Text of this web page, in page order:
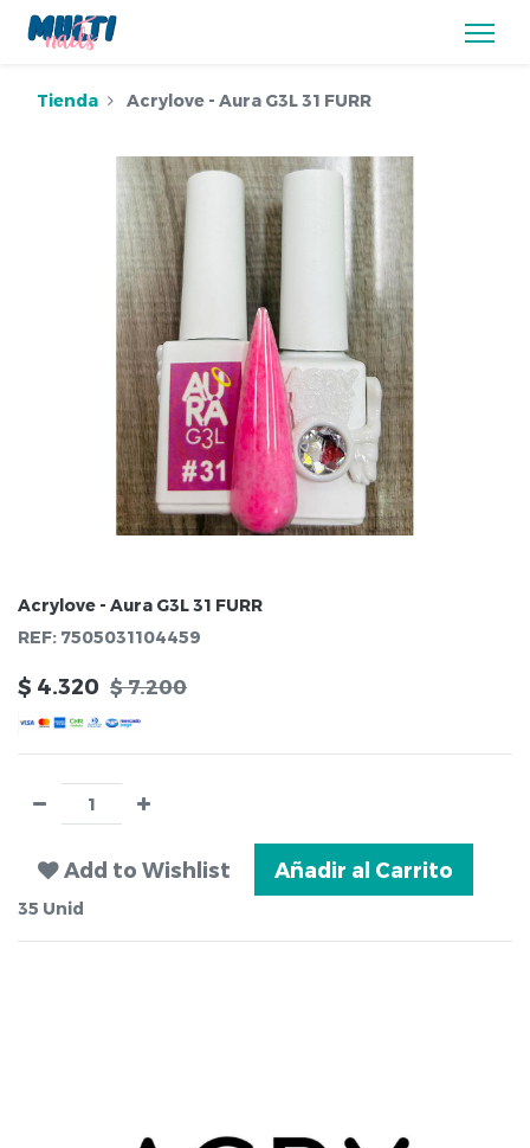
Tienda Acrylove - Aura G3L 31 FURR
Acrylove - Aura G3L 31 FURR
REF: 7505031104459
$ 4.320 $7.200
Add to Wishlist Añadir al Carrito
35 Unid